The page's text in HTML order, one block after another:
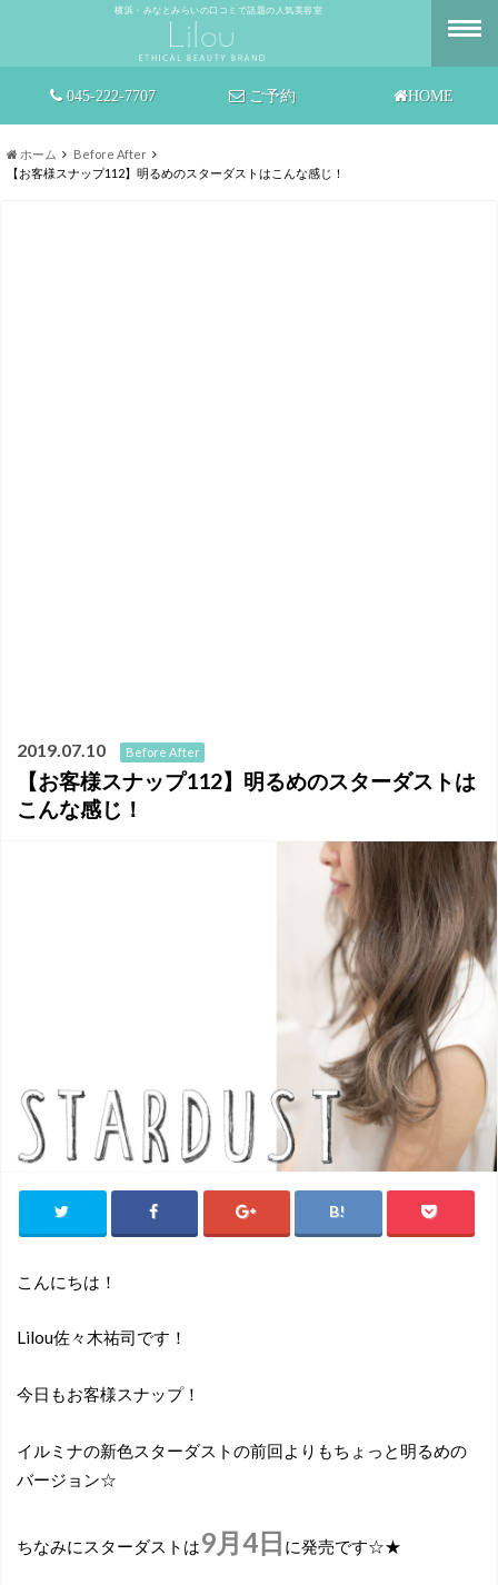
横浜・みなとみらいの口コミで話題の人気美容室
HOME
ご予約
045-222-7707
ホーム
Before After
【お客様スナップ112】明るめのスターダストはこんな感じ！
2019.07.10 Before After
【お客様スナップ112】明るめのスターダストは
こんな感じ！
こんにちは！
Lilou佐々木祐司です！
今日もお客様スナップ！
イルミナの新色スターダストの前回よりもちょっと明るめの
バージョン☆
ちなみにスターダストは9月4日 に発売です☆★